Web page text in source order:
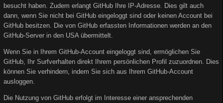
besucht haben. Zudem erlangt GitHub Ihre IP-Adresse. Dies gilt auch
dann, wenn Sie nicht bei GitHub eingeloggt sind oder keinen Account bei
GitHub besitzen. Die von GitHub erfassten Informationen werden an den
GitHub-Server in den USA übermittelt.
Wenn Sie in Ihrem GitHub-Account eingeloggt sind, ermöglichen Sie
GitHub, Ihr Surfverhalten direkt Ihrem persönlichen Profil zuzuordnen. Dies
können Sie verhindern, indem Sie sich aus Ihrem GitHub-Account
ausloggen.
Die Nutzung von GitHub erfolgt im Interesse einer ansprechenden